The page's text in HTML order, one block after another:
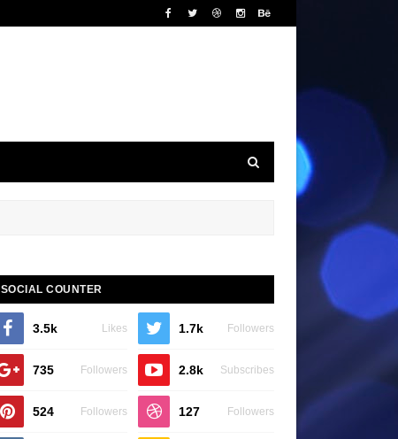
SOCIAL COUNTER
3.5k Likes 1.7k Followers
735 Followers 2.8k Subscribes
524 Followers 127 Followers